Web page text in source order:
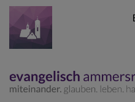
Direkt
zum
Inhalt